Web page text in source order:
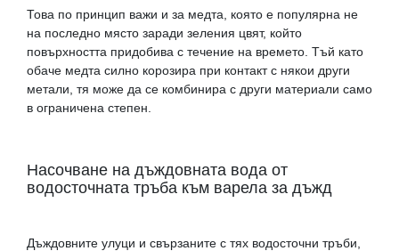
Това по принцип важи и за медта, която е популярна не
на последно място заради зеления цвят, който
повърхността придобива с течение на времето. Тъй като
обаче медта силно корозира при контакт с някои други
метали, тя може да се комбинира с други материали само
в ограничена степен.
Насочване на дъждовната вода от
водосточната тръба към варела за дъжд
Дъждовните улуци и свързаните с тях водосточни тръби,